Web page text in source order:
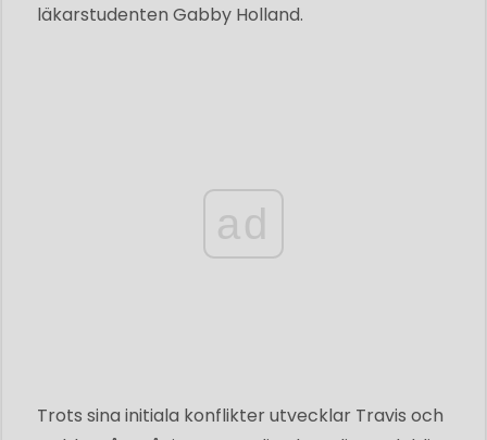
läkarstudenten Gabby Holland.
ad
Trots sina initiala konflikter utvecklar Travis och